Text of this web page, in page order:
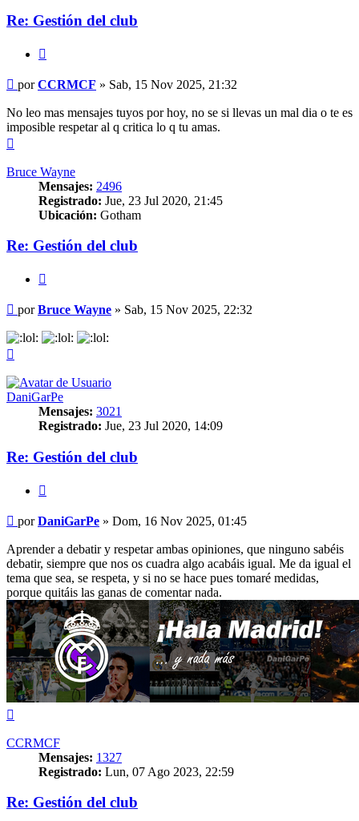
Re: Gestión del club
Mensaje
porCCRMCF » Sab, 15 Nov 2025, 21:32
No leo mas mensajes tuyos por hoy, no se si llevas un mal dia o te es
imposible respetar al q critica lo q tu amas.
Bruce Wayne
Mensajes: 2496
Registrado: Jue, 23 Jul 2020, 21:45
Ubicación: Gotham
Re: Gestión del club
Mensaje
porBruce Wayne » Sab, 15 Nov 2025, 22:32
DaniGarPe
Mensajes: 3021
Registrado: Jue, 23 Jul 2020, 14:09
Re: Gestión del club
Mensaje
porDaniGarPe » Dom, 16 Nov 2025, 01:45
Aprender a debatir y respetar ambas opiniones, que ninguno sabéis
debatir, siempre que nos os cuadra algo acabáis igual. Me da igual el
tema que sea, se respeta, y si no se hace pues tomaré medidas,
porque quitáis las ganas de comentar nada.
CCRMCF
Mensajes: 1327
Registrado: Lun, 07 Ago 2023, 22:59
Re: Gestión del club